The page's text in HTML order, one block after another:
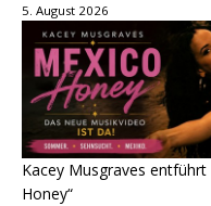
5. August 2026
Kacey Musgraves
Honey“